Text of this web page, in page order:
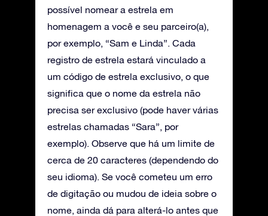
possível nomear a estrela em
homenagem a você e seu parceiro(a),
por exemplo, “Sam e Linda”. Cada
registro de estrela estará vinculado a
um código de estrela exclusivo, o que
significa que o nome da estrela não
precisa ser exclusivo (pode haver várias
estrelas chamadas “Sara”, por
exemplo). Observe que há um limite de
cerca de 20 caracteres (dependendo do
seu idioma). Se você cometeu um erro
de digitação ou mudou de ideia sobre o
nome, ainda dá para alterá-lo antes que